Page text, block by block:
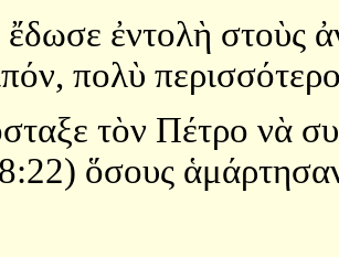
ἐντολὴ στοὺς
πολὺ
τὸν Πέτρο νὰ
ὅσους